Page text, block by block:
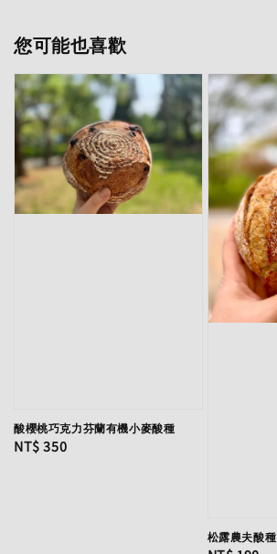
您可能也喜歡
酸櫻桃巧克力芬蘭有機小麥酸種
Regular
NT$ 350
松露農夫酸種